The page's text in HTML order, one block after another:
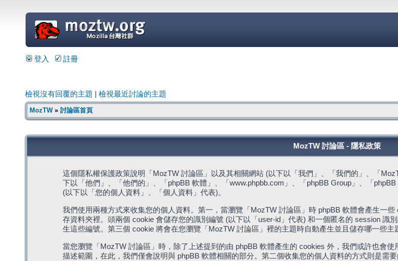
=
登入 註冊
檢視沒有回覆的主題 檢視最近討論的主題
MozTW» 討論區首頁
MozTW 討論區 - 隱私政策
這個隱私權保護政策說明「MozTW 討論區」以及其相關網站 (以下以「我們」、「我們的」、「
下以「他們」、「他們的」、「phpBB 軟體」、「www.phpbb.com」、「phpBB Group」、「
(以下以「您的個人資料」、「個人資料」代表)。
我們使用兩種方式來收集您的個人資料。第一，當瀏覽「MozTW 討論區」時 phpBB 軟體會產生一
存資料夾裡。頭兩個 cookie 會儲存您的識別編號 (以下以「user-id」代表) 和一個匿名的 session 識
生這些編號。第三個 cookie 將會在您瀏覽「MozTW 討論區」裡的主題時自動產生並且儲存哪一些主
當您瀏覽「MozTW 討論區」時，除了上述提到的由 phpBB 軟體產生的 cookies 外，我們或許也會
描述範圍，在此，我們僅會說明與 phpBB 軟體相關的部分。第二個收集您的個人資料的方式則是需